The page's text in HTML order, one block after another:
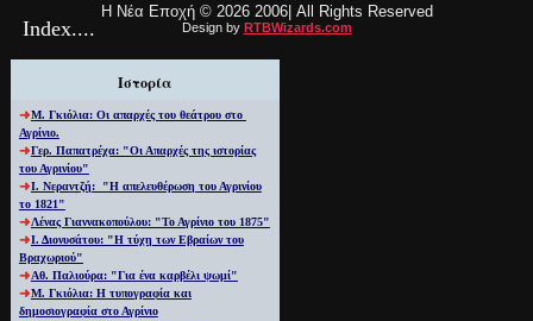
Index....
Ιστορία
Μ. Γκιόλια: Οι απαρχές του θεάτρου στο
Αγρίνιο.
Γερ. Παπατρέχα: "Oι Απαρχές της ιστορίας
του Αγρινίου"
Ι. Νεραντζή: "Η απελευθέρωση του Αγρινίου
το 1821"
Λένας Γιαννακοπούλου: "Το Αγρίνιο του 1875"
Ι. Διονυσάτου: "Η τύχη των Εβραίων του
Βραχωριού"
Αθ. Παλιούρα: "Για ένα καρβέλι ψωμί"
Μ. Γκιόλια: Η τυπογραφία και
δημοσιογραφία στο Αγρίνιο
Η Νέα Εποχή © 2026 2006| All Rights Reserved
Design by RTBWizards.com